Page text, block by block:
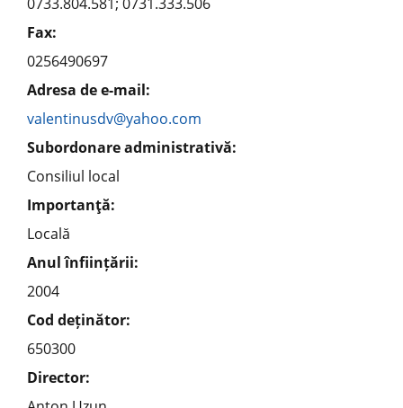
Fax:
0256490697
Adresa de e-mail:
valentinusdv@yahoo.com
Subordonare administrativă:
Consiliul local
Importanţă:
Locală
Anul înființării:
2004
Cod deținător:
650300
Director: